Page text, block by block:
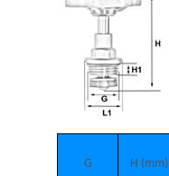
G H (mm)